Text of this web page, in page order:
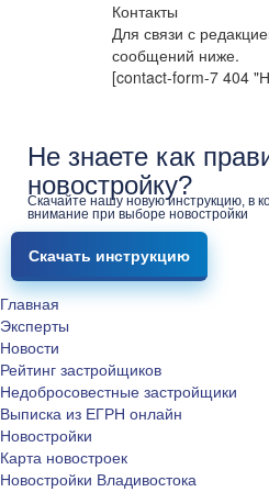
Контакты
Для связи с
сообщений ниже.
[contact-form-7 404
Не знаете как
новостройку?
Скачайте нашу новую инструкцию, в
внимание при выборе новостройки
Скачать инструкцию
Главная
Эксперты
Новости
Рейтинг застройщиков
Недобросовестные застройщики
Выписка из ЕГРН онлайн
Новостройки
Карта новостроек
Новостройки Владивостока